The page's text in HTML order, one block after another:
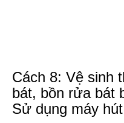
Cách 8: Vệ sinh
bát, bồn rửa bát
Sử dụng máy